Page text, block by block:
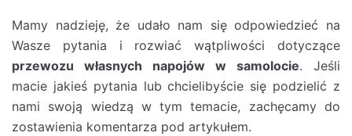
Mamy nadzieję, że udało nam się odpowiedzieć na
Wasze pytania i rozwiać wątpliwości dotyczące
przewozu własnych napojów w samolocie. Jeśli
macie jakieś pytania lub chcielibyście się podzielić z
nami swoją wiedzą w tym temacie, zachęcamy do
zostawienia komentarza pod artykułem.